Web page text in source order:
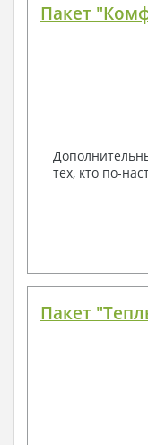
Пакет
тех, кто по-
Пакет